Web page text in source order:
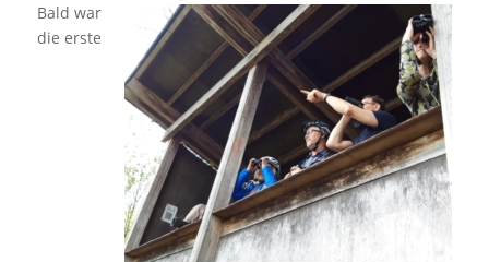
Bald war
die erste